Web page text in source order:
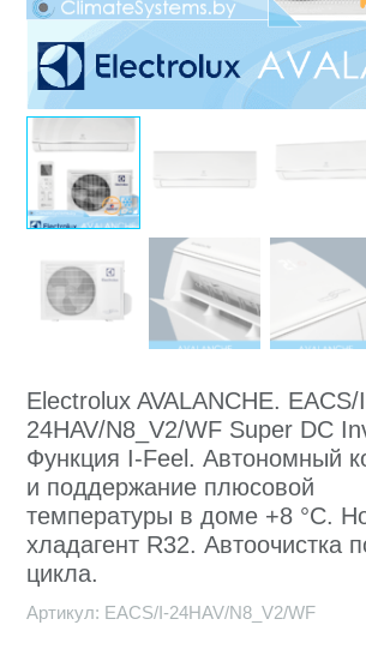
Electrolux AVALANCHE. EACS/
24HAV/N8_V2/WF Super DC
Функция I-Feel. Автономный
и поддержание плюсовой
температуры в доме +8 °C.
хладагент R32. Автоочистка
цикла.
Артикул: EACS/I-24HAV/N8_V2/WF